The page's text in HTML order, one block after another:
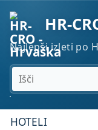
HR-
Najlepši izleti po
HOTELI